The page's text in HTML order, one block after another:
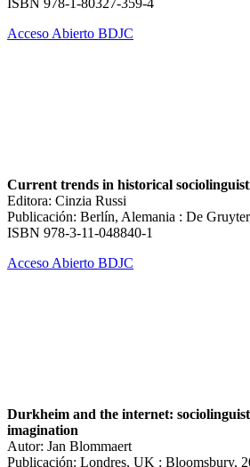
Acceso Abierto BDJC
Current trends in historical
Editora: Cinzia Russi
Publicación: Berlín, Alemania : De
ISBN 978-3-11-048840-1
Acceso Abierto BDJC
Durkheim and the internet:
imagination
Autor: Jan Blommaert
Publicación: Londres, UK : Bloomsbury,